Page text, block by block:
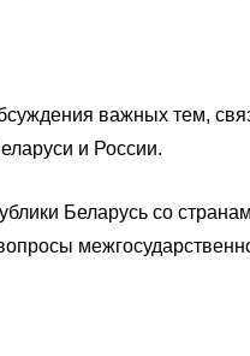
важных тем,
и России.
Беларусь со